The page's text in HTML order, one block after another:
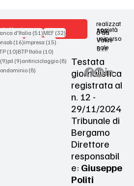
realizzat
o da
società
uniperso
nale
ARX
Value
S.r.l.
Testata
giornalistica
registrata al
n. 12 -
29/11/2024
Tribunale di
Bergamo
Direttore
responsabil
e: Giuseppe
Politi
post d'Italia (51)51 post
MEF (32)32 post
(16)16 post
impresa (15)15 post
post(10)10 post
BTP Italia (10)10 post
(9)9 post
pil (9)9 post
antiriciclaggio (8)8 post
(8)8 post